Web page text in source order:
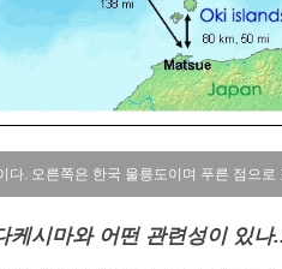
다. 오른쪽은 한국 울릉도이며 푸른 점으
케시마와 어떤 관련성이 있나